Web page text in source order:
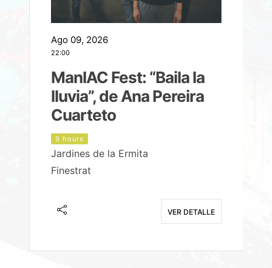
Ago 09, 2026
22:00
ManIAC Fest: “Baila la
lluvia”, de Ana Pereira
Cuarteto
9 hours
Jardines de la Ermita
Finestrat
VER DETALLE